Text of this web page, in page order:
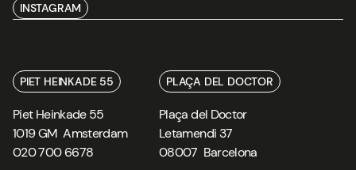
INSTAGRAM
PIET HEINKADE 55
Piet Heinkade 55
1019 GM Amsterdam
020 700 6678
PLAÇA DEL DOCTOR
Plaça del Doctor
Letamendi 37
08007 Barcelona